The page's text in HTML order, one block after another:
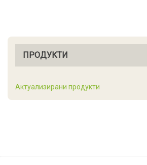
ПРОДУКТИ
Актуализирани продукти